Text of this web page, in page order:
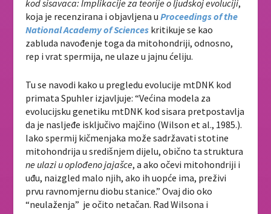
kod sisavaca: Implikacije za teorije o ljudskoj evoluciji,
koja je recenzirana i objavljena uProceedings of the
National Academy of Sciences kritikuje se kao
zabluda navođenje toga da mitohondriji, odnosno,
rep i vrat spermija, ne ulaze u jajnu ćeliju.
Tu se navodi kako u pregledu evolucije mtDNK kod
primata Spuhler izjavljuje: “Većina modela za
evolucijsku genetiku mtDNK kod sisara pretpostavlja
da je nasljeđe isključivo majčino (Wilson et al., 1985.).
Iako spermij kičmenjaka može sadržavati stotine
mitohondrija u središnjem dijelu, obično ta struktura
ne ulazi u oplođeno jajašce, a ako očevi mitohondriji i
uđu, naizgled malo njih, ako ih uopće ima, preživi
prvu ravnomjernu diobu stanice.” Ovaj dio oko
“neulaženja” je očito netačan. Rad Wilsona i